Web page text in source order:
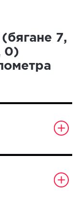
(бягане 7,
0)